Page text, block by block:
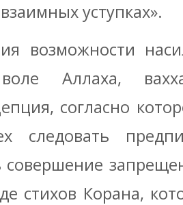
уступках».
возможности
Аллаха,
согласно
следовать
совершение
стихов Корана,